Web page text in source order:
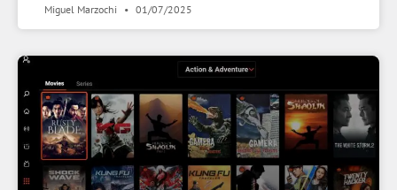
Miguel Marzochi 01/07/2025